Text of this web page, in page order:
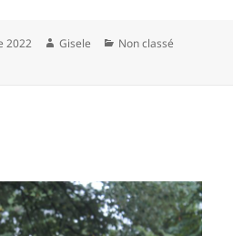
2022 Auteur
Gisele Catégories
Non classé